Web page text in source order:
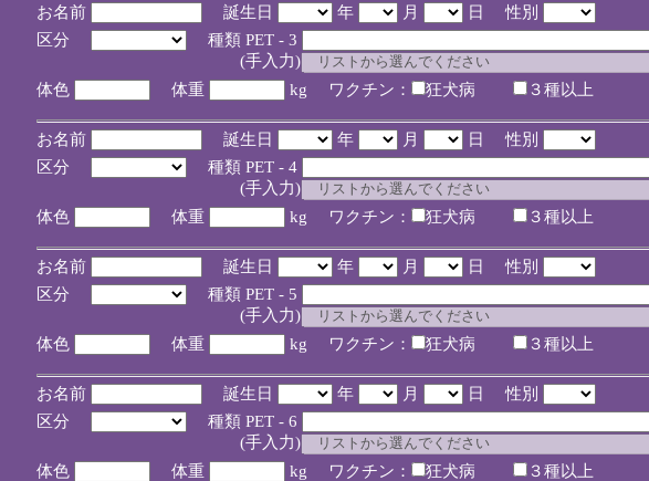
お名前 誕生日 年 月
日 性別
区分
種類 PET - 3
(手入力)
体色
体重 kg ワクチン： 狂犬病 ３種以上
お名前 誕生日 年 月
日 性別
区分
種類 PET - 4
(手入力)
体色
体重 kg ワクチン： 狂犬病 ３種以上
お名前 誕生日 年 月
日 性別
区分
種類 PET - 5
(手入力)
体色
体重 kg ワクチン： 狂犬病 ３種以上
お名前 誕生日 年 月
日 性別
区分
種類 PET - 6
(手入力)
体色
体重 kg ワクチン： 狂犬病 ３種以上